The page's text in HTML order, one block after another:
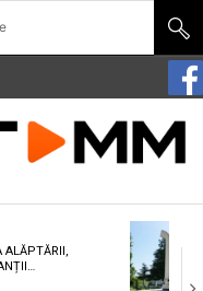
ALĂPTĂRII,